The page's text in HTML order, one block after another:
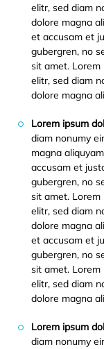
elitr, sed diam
dolore magna
et accusam et
gubergren, no
sit amet. Lorem
elitr, sed diam
dolore magna
Lorem ipsum
diam nonumy
magna
accusam et
gubergren, no
sit amet. Lorem
elitr, sed diam
dolore magna
et accusam et
gubergren, no
sit amet. Lorem
elitr, sed diam
dolore magna
Lorem ipsum
diam nonumy